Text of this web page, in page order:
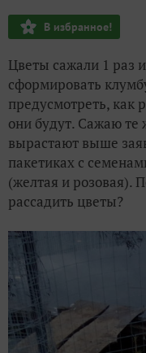
В избранное!
Цветы сажали 1 раз
сформировать
предусмотреть, как
они будут. Сажаю
вырастают выше
пакетиках с
(желтая и розовая).
рассадить цветы?